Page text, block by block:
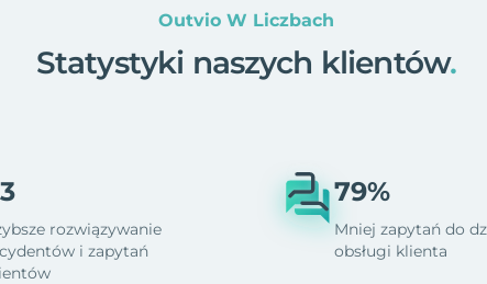
Outvio W Liczbach
Statystyki naszych klientów.
rozwiązywanie
i zapytań
79%
Mniej zapytań do
obsługi klienta